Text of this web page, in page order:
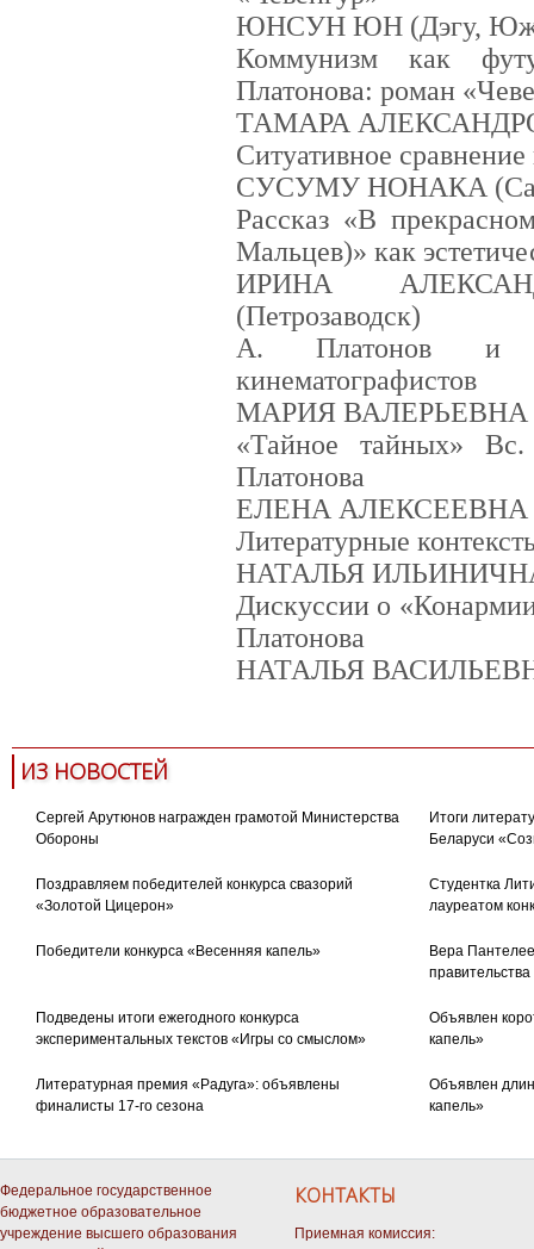
ЮНСУН ЮН (Дэгу,
Коммунизм как
Платонова: роман
ТАМАРА
Ситуативное
СУСУМУ НОНАКА
Рассказ «В
Мальцев)» как
ИРИНА
(Петрозаводск)
А. Платонов и
кинематографистов
МАРИЯ ВАЛЕРЬЕВНА
«Тайное тайных»
Платонова
ЕЛЕНА АЛЕКСЕЕВНА
Литературные
НАТАЛЬЯ
Дискуссии о
Платонова
НАТАЛЬЯ
ИЗ НОВОСТЕЙ
Сергей Арутюнов награжден грамотой Министерства
Обороны
Итоги
Беларуси
Поздравляем победителей конкурса свазорий
«Золотой Цицерон»
Студентка
лауреатом
Победители конкурса «Весенняя капель»
Вера
Подведены итоги ежегодного конкурса
экспериментальных текстов «Игры со смыслом»
Объявлен
капель»
Литературная премия «Радуга»: объявлены
финалисты 17-го сезона
Объявлен
капель»
Федеральное государственное
бюджетное образовательное
учреждение высшего образования
КОНТАКТЫ
Приемная комиссия: